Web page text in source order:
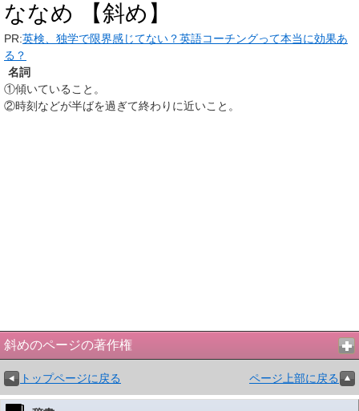
ななめ 【斜め】
PR:英検、独学で限界感じてない？英語コーチングって本当に効果あ
る？
名詞
①傾いていること。
②時刻などが半ばを過ぎて終わりに近いこと。
斜めのページの著作権
トップページに戻る ページ上部に戻る